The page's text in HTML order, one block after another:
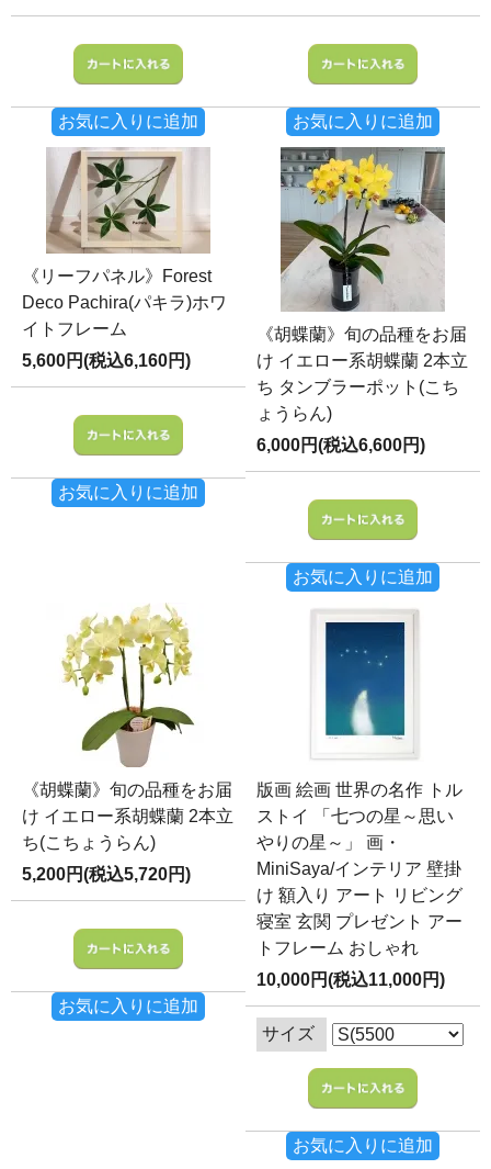
お気に入りに追加 お気に入りに追加
《リーフパネル》Forest
Deco Pachira(パキラ)ホワ
イトフレーム
5,600円(税込6,160円)
お気に入りに追加
《胡蝶蘭》旬の品種をお届
け イエロー系胡蝶蘭 2本立
ち タンブラーポット(こち
ょうらん)
6,000円(税込6,600円)
お気に入りに追加
《胡蝶蘭》旬の品種をお届
け イエロー系胡蝶蘭 2本立
ち(こちょうらん)
5,200円(税込5,720円)
お気に入りに追加
版画 絵画 世界の名作 トル
ストイ 「七つの星～思い
やりの星～」 画・
MiniSaya/インテリア 壁掛
け 額入り アート リビング
寝室 玄関 プレゼント アー
トフレーム おしゃれ
10,000円(税込11,000円)
サイズ
お気に入りに追加